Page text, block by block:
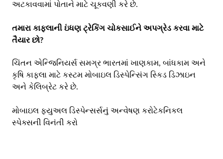
અટકાવવામાં પોતાને માટે ચૂકવણી કરે છે.
તમારા કાફલાની ઇંધણ ટ્રેકિંગ ચોકસાઈને અપગ્રેડ કરવા માટે
તૈયાર છો?
ચિંતન એન્જિનિયર્સ સમગ્ર ભારતમાં ખાણકામ, બાંધકામ અને
કૃષિ કાફલા માટે કસ્ટમ મોબાઇલ ડિસ્પેન્સિંગ સ્કિડ ડિઝાઇન
અને કેલિબ્રેટ કરે છે.
મોબાઇલ ફ્યુઅલ ડિસ્પેન્સર્સનું અન્વેષણ કરોટેકનિકલ
સ્પેક્સની વિનંતી કરો